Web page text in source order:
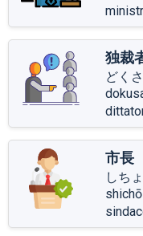
独裁
どく
市長
しち
shichō